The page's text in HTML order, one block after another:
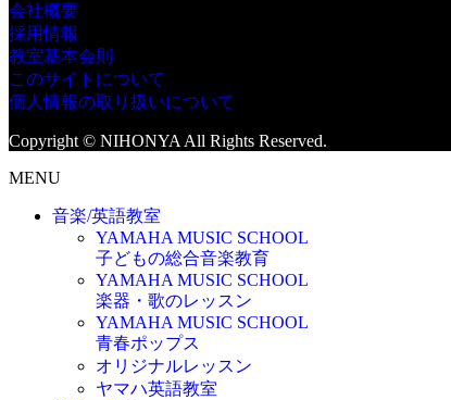
会社概要
採用情報
教室基本会則
このサイトについて
個人情報の取り扱いについて
Copyright © NIHONYA All Rights Reserved.
MENU
音楽/英語教室
YAMAHA MUSIC SCHOOL
子どもの総合音楽教育
YAMAHA MUSIC SCHOOL
楽器・歌のレッスン
YAMAHA MUSIC SCHOOL
青春ポップス
オリジナルレッスン
ヤマハ英語教室